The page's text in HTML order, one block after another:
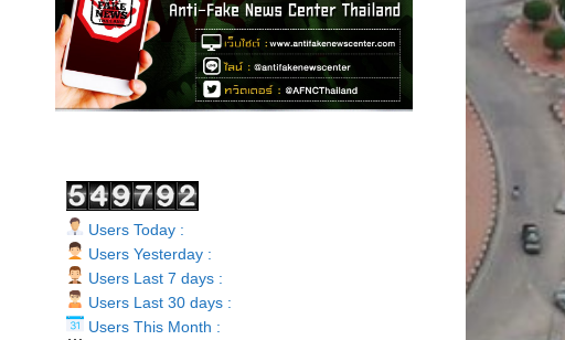
Users Today :
Users Yesterday :
Users Last 7 days :
Users Last 30 days :
Users This Month :